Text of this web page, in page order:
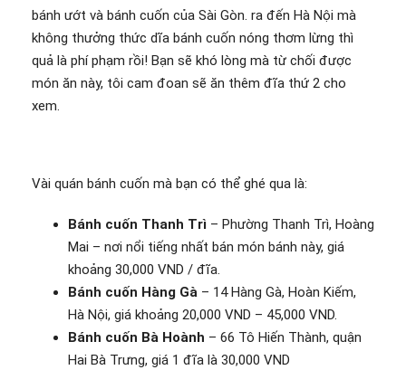
bánh ướt và bánh cuốn của Sài Gòn. ra đến Hà Nội mà
không thưởng thức dĩa bánh cuốn nóng thơm lừng thì
quả là phí phạm rồi! Bạn sẽ khó lòng mà từ chối được
món ăn này, tôi cam đoan sẽ ăn thêm đĩa thứ 2 cho
xem.
Vài quán bánh cuốn mà bạn có thể ghé qua là:
Bánh cuốn Thanh Trì – Phường Thanh Trì, Hoàng
Mai – nơi nổi tiếng nhất bán món bánh này, giá
khoảng 30,000 VND / đĩa.
Bánh cuốn Hàng Gà – 14 Hàng Gà, Hoàn Kiếm,
Hà Nội, giá khoảng 20,000 VND – 45,000 VND.
Bánh cuốn Bà Hoành – 66 Tô Hiến Thành, quận
Hai Bà Trưng, giá 1 đĩa là 30,000 VND